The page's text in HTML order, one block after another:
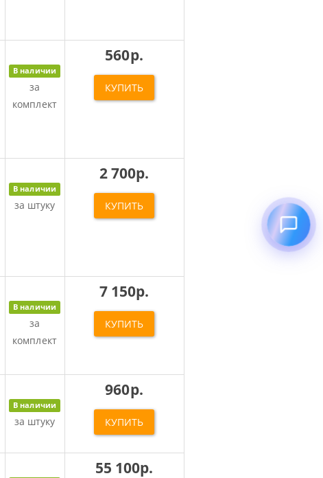
В наличии
за
комплект
560р.
КУПИТЬ
В наличии
за штуку
2 700р.
КУПИТЬ
В наличии
за
комплект
7 150р.
КУПИТЬ
В наличии
за штуку
960р.
КУПИТЬ
55 100р.